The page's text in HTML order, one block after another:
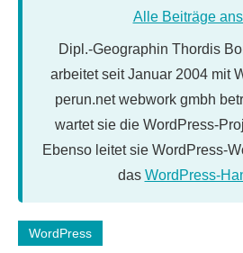
Alle Beiträge
Dipl.-Geographin Thordis
arbeitet seit Januar 2004 mit
perun.net webwork gmbh
wartet sie die WordPress-
Ebenso leitet sie WordPress-
das WordPress-
Schlagwörter:
WordPress